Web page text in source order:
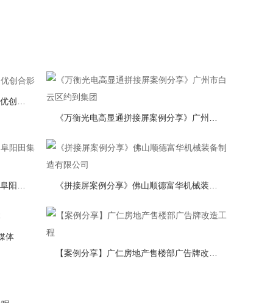
《万衡光电高显通拼接屏案例分享》优创合影
体